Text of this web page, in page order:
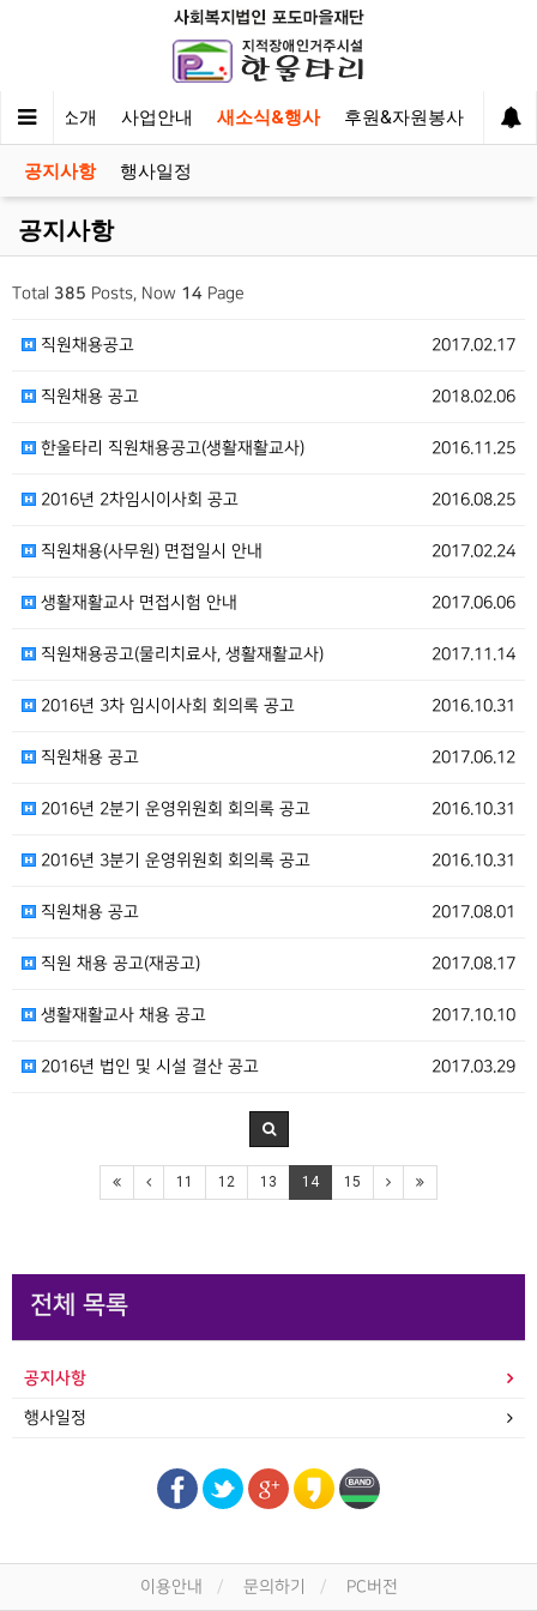
타리 소개 사업안내 새소식&행사 후원&자원봉사 이야
공지사항 행사일정
공지사항
Total 385 Posts, Now 14 Page
2017.02.17
직원채용공고
2018.02.06
직원채용 공고
2016.11.25
한울타리 직원채용공고(생활재활교사)
2016.08.25
2016년 2차임시이사회 공고
2017.02.24
직원채용(사무원) 면접일시 안내
2017.06.06
생활재활교사 면접시험 안내
2017.11.14
직원채용공고(물리치료사, 생활재활교사)
2016.10.31
2016년 3차 임시이사회 회의록 공고
2017.06.12
직원채용 공고
2016.10.31
2016년 2분기 운영위원회 회의록 공고
2016.10.31
2016년 3분기 운영위원회 회의록 공고
2017.08.01
직원채용 공고
2017.08.17
직원 채용 공고(재공고)
2017.10.10
생활재활교사 채용 공고
2017.03.29
2016년 법인 및 시설 결산 공고
11 12 13 14 15
전체 목록
공지사항
행사일정
이용안내 문의하기 PC버전